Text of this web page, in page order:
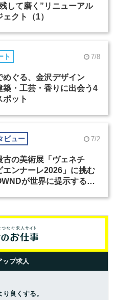
して磨く”リニューアル
ェクト（1）
ト 7/8
めぐる、金沢デザイン
築・工芸・香りに出会う4
ポット
ビュー 7/2
古の美術展「ヴェネチ
エンナーレ2026」に挑む
が世界に提示する美
ップ求人
良くする。